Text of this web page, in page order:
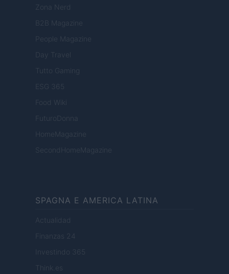
Zona Nerd
B2B Magazine
People Magazine
Day Travel
Tutto Gaming
ESG 365
Food Wiki
FuturoDonna
HomeMagazine
SecondHomeMagazine
SPAGNA E AMERICA LATINA
Actualidad
Finanzas 24
Investindo 365
Think.es